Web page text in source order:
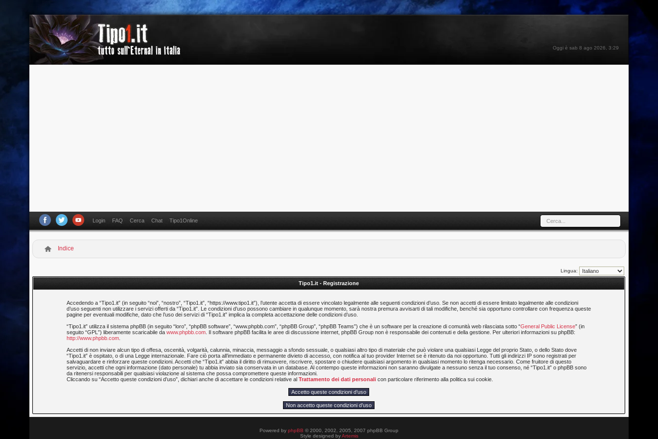
Oggi è sab 8 ago 2026, 3:29
Login FAQ Cerca Chat Tipo1Online
Indice
Lingua:
Tipo1.it - Registrazione
Accedendo a “Tipo1.it” (in seguito “noi”, “nostro”, “Tipo1.it”, “https://www.tipo1.it”), l’utente accetta di essere vincolato legalmente alle seguenti condizioni d’uso. Se non accetti di essere limitato legalmente alle condizioni
d’uso seguenti non utilizzare i servizi offerti da “Tipo1.it”. Le condizioni d’uso possono cambiare in qualunque momento, sarà nostra premura avvisarti di tali modifiche, benché sia opportuno controllare con frequenza queste
pagine per eventuali modifiche, dato che l’uso dei servizi di “Tipo1.it” implica la completa accettazione delle condizioni d’uso.
“Tipo1.it” utilizza il sistema phpBB (in seguito “loro”, “phpBB software”, “www.phpbb.com”, “phpBB Group”, “phpBB Teams”) che è un software per la creazione di comunità web rilasciata sotto “General Public License” (in
seguito “GPL”) liberamente scaricabile dawww.phpbb.com . Il software phpBB facilita le aree di discussione internet, phpBB Group non è responsabile dei contenuti e della gestione. Per ulteriori informazioni su phpBB:
http://www.phpbb.com
Accetti di non inviare alcun tipo di offesa, oscenità, volgarità, calunnia, minaccia, messaggio a sfondo sessuale, o qualsiasi altro tipo di materiale che può violare una qualsiasi Legge del proprio Stato, o dello Stato dove
“Tipo1.it” è ospitato, o di una Legge internazionale. Fare ciò porta all’immediato e permanente divieto di accesso, con notifica al tuo provider Internet se è ritenuto da noi opportuno. Tutti gli indirizzi IP sono registrati per
salvaguardare e rinforzare queste condizioni. Accetti che “Tipo1.it” abbia il diritto di rimuovere, riscrivere, spostare o chiudere qualsiasi argomento in qualsiasi momento lo ritenga necessario. Come fruitore di questo
servizio, accetti che ogni informazione (dato personale) tu abbia inviato sia conservata in un database. Al contempo queste informazioni non saranno divulgate a nessuno senza il tuo consenso, né “Tipo1.it” o phpBB sono
da ritenersi responsabili per qualsiasi violazione al sistema che possa compromettere queste informazioni.
Cliccando su “Accetto queste condizioni d’uso”, dichiari anche di accettare le condizioni relative alTrattamento dei dati personali con particolare riferimento alla politica sui cookie.
Powered by phpBB © 2000, 2002, 2005, 2007 phpBB Group
Style designed byArtemis